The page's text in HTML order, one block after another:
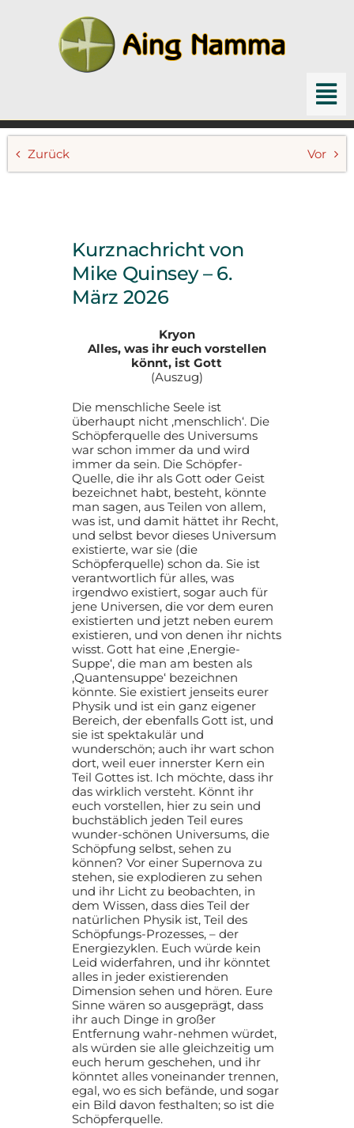
Home
Archiv
Suche
Zurück Vor
Kurznachricht von
Mike Quinsey – 6.
März 2026
Kryon
Alles, was ihr euch vorstellen
könnt, ist Gott
(Auszug)
Die menschliche Seele ist
überhaupt nicht ‚menschlich‘. Die
Schöpferquelle des Universums
war schon immer da und wird
immer da sein. Die Schöpfer-
Quelle, die ihr als Gott oder Geist
bezeichnet habt, besteht, könnte
man sagen, aus Teilen von allem,
was ist, und damit hättet ihr Recht,
und selbst bevor dieses Universum
existierte, war sie (die
Schöpferquelle) schon da. Sie ist
verantwortlich für alles, was
irgendwo existiert, sogar auch für
jene Universen, die vor dem euren
existierten und jetzt neben eurem
existieren, und von denen ihr nichts
wisst. Gott hat eine ‚Energie-
Suppe‘, die man am besten als
‚Quantensuppe‘ bezeichnen
könnte. Sie existiert jenseits eurer
Physik und ist ein ganz eigener
Bereich, der ebenfalls Gott ist, und
sie ist spektakulär und
wunderschön; auch ihr wart schon
dort, weil euer innerster Kern ein
Teil Gottes ist. Ich möchte, dass ihr
das wirklich versteht. Könnt ihr
euch vorstellen, hier zu sein und
buchstäblich jeden Teil eures
wunder-schönen Universums, die
Schöpfung selbst, sehen zu
können? Vor einer Supernova zu
stehen, sie explodieren zu sehen
und ihr Licht zu beobachten, in
dem Wissen, dass dies Teil der
natürlichen Physik ist, Teil des
Schöpfungs-Prozesses, – der
Energiezyklen. Euch würde kein
Leid widerfahren, und ihr könntet
alles in jeder existierenden
Dimension sehen und hören. Eure
Sinne wären so ausgeprägt, dass
ihr auch Dinge in großer
Entfernung wahr-nehmen würdet,
als würden sie alle gleichzeitig um
euch herum geschehen, und ihr
könntet alles voneinander trennen,
egal, wo es sich befände, und sogar
ein Bild davon festhalten; so ist die
Schöpferquelle.